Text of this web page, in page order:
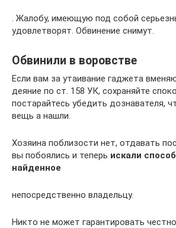
. Жалобу, имеющую под собой
удовлетворят. Обвинение снимут.
Обвинили в воровстве
Если вам за утаивание гаджета
деяние по ст. 158 УК, сохраняйте
постарайтесь убедить дознавателя,
вещь а нашли.
Хозяина поблизости нет, отдавать
вы побоялись и теперь искали
найденное
непосредственно владельцу.
Никто не может гарантировать